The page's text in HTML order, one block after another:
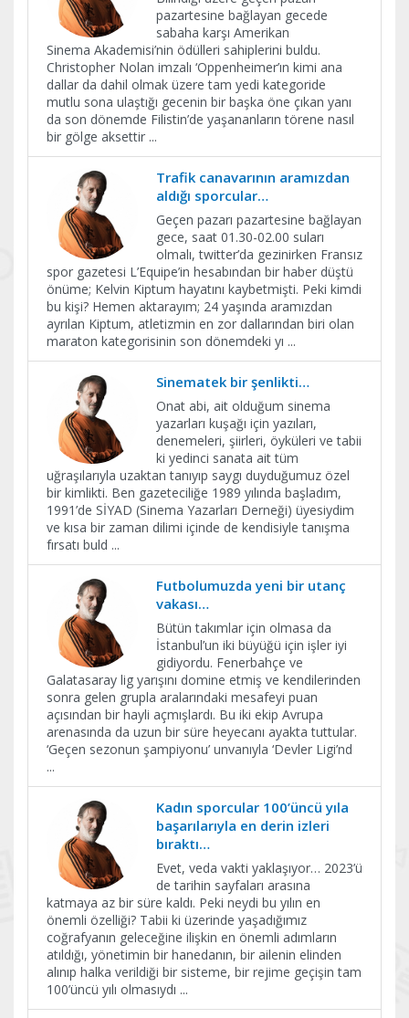
pazartesine bağlayan gecede
sabaha karşı Amerikan
Sinema Akademisi’nin ödülleri sahiplerini buldu.
Christopher Nolan imzalı ‘Oppenheimer’ın kimi ana
dallar da dahil olmak üzere tam yedi kategoride
mutlu sona ulaştığı gecenin bir başka öne çıkan yanı
da son dönemde Filistin’de yaşananların törene nasıl
bir gölge aksettir ...
Trafik canavarının aramızdan
aldığı sporcular…
Geçen pazarı pazartesine bağlayan
gece, saat 01.30-02.00 suları
olmalı, twitter’da gezinirken Fransız
spor gazetesi L’Equipe’in hesabından bir haber düştü
önüme; Kelvin Kiptum hayatını kaybetmişti. Peki kimdi
bu kişi? Hemen aktarayım; 24 yaşında aramızdan
ayrılan Kiptum, atletizmin en zor dallarından biri olan
maraton kategorisinin son dönemdeki yı ...
Sinematek bir şenlikti…
Onat abi, ait olduğum sinema
yazarları kuşağı için yazıları,
denemeleri, şiirleri, öyküleri ve tabii
ki yedinci sanata ait tüm
uğraşılarıyla uzaktan tanıyıp saygı duyduğumuz özel
bir kimlikti. Ben gazeteciliğe 1989 yılında başladım,
1991’de SİYAD (Sinema Yazarları Derneği) üyesiydim
ve kısa bir zaman dilimi içinde de kendisiyle tanışma
fırsatı buld ...
Futbolumuzda yeni bir utanç
vakası…
Bütün takımlar için olmasa da
İstanbul’un iki büyüğü için işler iyi
gidiyordu. Fenerbahçe ve
Galatasaray lig yarışını domine etmiş ve kendilerinden
sonra gelen grupla aralarındaki mesafeyi puan
açısından bir hayli açmışlardı. Bu iki ekip Avrupa
arenasında da uzun bir süre heyecanı ayakta tuttular.
‘Geçen sezonun şampiyonu’ unvanıyla ‘Devler Ligi’nd
...
Kadın sporcular 100’üncü yıla
başarılarıyla en derin izleri
bıraktı…
Evet, veda vakti yaklaşıyor… 2023’ü
de tarihin sayfaları arasına
katmaya az bir süre kaldı. Peki neydi bu yılın en
önemli özelliği? Tabii ki üzerinde yaşadığımız
coğrafyanın geleceğine ilişkin en önemli adımların
atıldığı, yönetimin bir hanedanın, bir ailenin elinden
alınıp halka verildiği bir sisteme, bir rejime geçişin tam
100’üncü yılı olmasıydı ...